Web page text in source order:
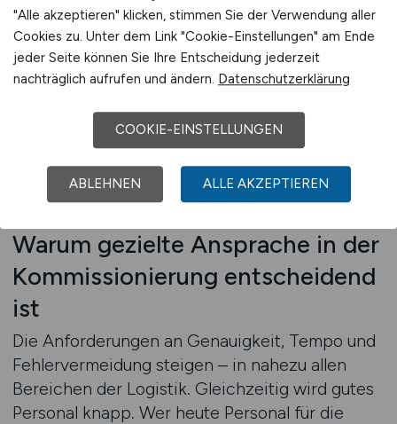
Bewerber an, die in diesem Bereich Erfahrung
mitbringen – oder bereit sind, sich
einzuarbeiten. Unser Netzwerk, unsere
darauf ausgerichtet, dass Sie nicht einfach nur
Bewerbungen erhalten – sondern passende.
Jetzt Rückruf anfordern – wir beraten Sie
persönlich
Warum gezielte Ansprache in der
Kommissionierung entscheidend
ist
Die Anforderungen an Genauigkeit, Tempo und
Fehlervermeidung steigen – in nahezu allen
Bereichen der Logistik. Gleichzeitig wird gutes
Personal knapp. Wer heute Personal für die
"Alle akzeptieren" klicken, stimmen Sie der Verwendung aller
Cookies zu. Unter dem Link "Cookie-Einstellungen" am Ende
jeder Seite können Sie Ihre Entscheidung jederzeit
nachträglich aufrufen und ändern. Datenschutzerklärung
COOKIE-EINSTELLUNGEN
ABLEHNEN ALLE AKZEPTIEREN